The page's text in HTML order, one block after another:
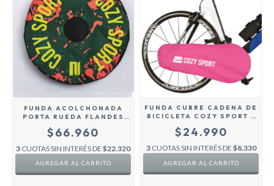
FUNDA ACOLCHONADA
PORTA RUEDA FLANDES
COZY SPORT - VERDE -
$66.960
3 CUOTAS SIN INTERÉS DE $22.320
FUNDA CUBRE CADENA DE
BICICLETA COZY SPORT -
$24.990
3 CUOTAS SIN INTERÉS DE $8.330